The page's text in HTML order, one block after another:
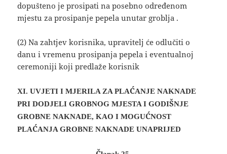
dopušteno je prosipati na posebno određenom
mjestu za prosipanje pepela unutar groblja .
(2) Na zahtjev korisnika, upravitelj će odlučiti o
danu i vremenu prosipanja pepela i eventualnoj
ceremoniji koji predlaže korisnik
XI. UVJETI I MJERILA ZA PLAĆANJE NAKNADE
PRI DODJELI GROBNOG MJESTA I GODIŠNJE
GROBNE NAKNADE, KAO I MOGUĆNOST
PLAĆANJA GROBNE NAKNADE UNAPRIJED